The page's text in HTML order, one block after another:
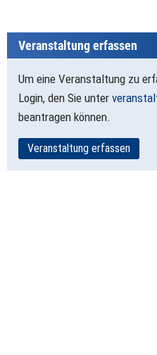
Veranstaltung erfassen
Um eine Veranstaltung zu
Login, den Sie unter
beantragen können.
Veranstaltung erfassen